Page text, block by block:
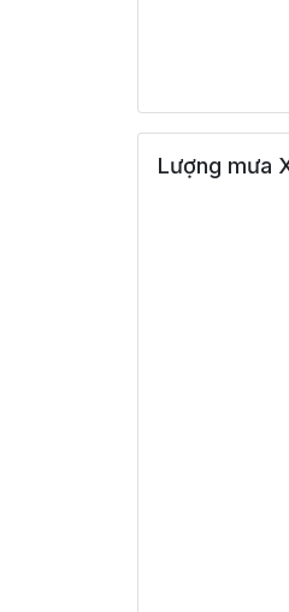
Lượng mưa